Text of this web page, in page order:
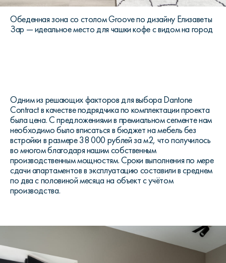
Обеденная зона со столом Groove по дизайну Елизаветы
Зар — идеальное место для чашки кофе с видом на город
Одним из решающих факторов для выбора Dantone
Contract в качестве подрядчика по комплектации проекта
была цена. С предложениями в премиальном сегменте нам
необходимо было вписаться в бюджет на мебель без
встройки в размере 38 000 рублей за м2, что получилось
во многом благодаря нашим собственным
производственным мощностям. Сроки выполнения по мере
сдачи апартаментов в эксплуатацию составили в среднем
по два с половиной месяца на объект с учётом
производства.